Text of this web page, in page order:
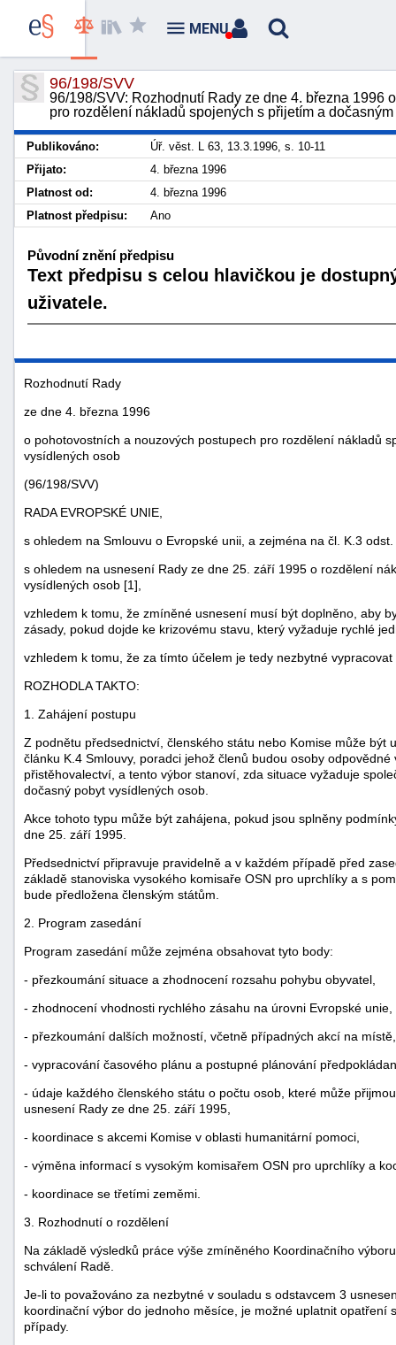
96/198/SVV
96/198/SVV: Rozhodnutí Rady ze dne 4. března 1996
pro rozdělení nákladů spojených s přijetím a
Publikováno:
Úř. věst. L 63, 13.3.1996, s. 10-11
Přijato:
4. března 1996
Platnost od:
4. března 1996
Platnost předpisu:
Ano
Původní znění předpisu
Text předpisu s celou hlavičkou je
uživatele.
Rozhodnutí Rady
ze dne 4. března 1996
o pohotovostních a nouzových postupech pro rozdělení nákladů
vysídlených osob
(96/198/SVV)
RADA EVROPSKÉ UNIE,
s ohledem na Smlouvu o Evropské unii, a zejména na čl. K.3
s ohledem na usnesení Rady ze dne 25. září 1995 o rozdělení
vysídlených osob [1],
vzhledem k tomu, že zmíněné usnesení musí být doplněno, aby
zásady, pokud dojde ke krizovému stavu, který vyžaduje rychlé
vzhledem k tomu, že za tímto účelem je tedy nezbytné
ROZHODLA TAKTO:
1. Zahájení postupu
Z podnětu předsednictví, členského státu nebo Komise může být
článku K.4 Smlouvy, poradci jehož členů budou osoby
přistěhovalectví, a tento výbor stanoví, zda situace vyžaduje
dočasný pobyt vysídlených osob.
Akce tohoto typu může být zahájena, pokud jsou splněny
dne 25. září 1995.
Předsednictví připravuje pravidelně a v každém případě před
základě stanoviska vysokého komisaře OSN pro uprchlíky a s
bude předložena členským státům.
2. Program zasedání
Program zasedání může zejména obsahovat tyto body:
- přezkoumání situace a zhodnocení rozsahu pohybu obyvatel,
- zhodnocení vhodnosti rychlého zásahu na úrovni Evropské unie,
- přezkoumání dalších možností, včetně případných akcí na místě,
- vypracování časového plánu a postupné plánování
- údaje každého členského státu o počtu osob, které může
usnesení Rady ze dne 25. září 1995,
- koordinace s akcemi Komise v oblasti humanitární pomoci,
- výměna informací s vysokým komisařem OSN pro uprchlíky a
- koordinace se třetími zeměmi.
3. Rozhodnutí o rozdělení
Na základě výsledků práce výše zmíněného Koordinačního
schválení Radě.
Je-li to považováno za nezbytné v souladu s odstavcem 3
koordinační výbor do jednoho měsíce, je možné uplatnit opatření
případy.
MENU
škody
+náhrady